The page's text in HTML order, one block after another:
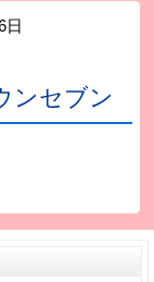
日
ンセブン